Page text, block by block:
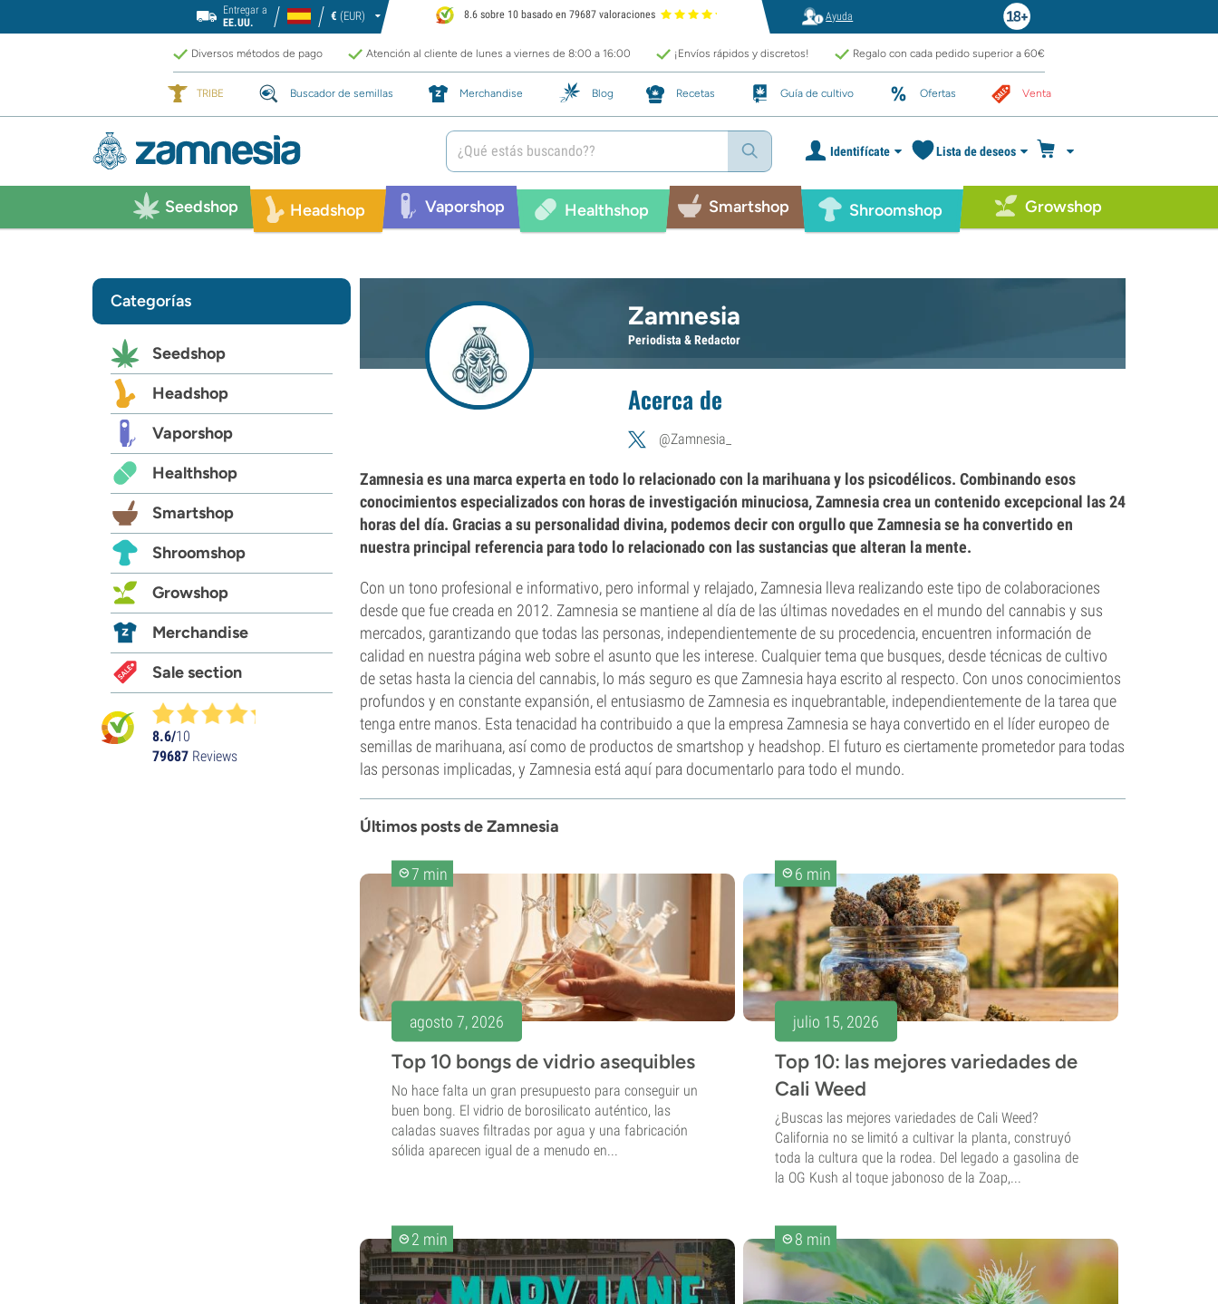
Entregar a
EE.UU.
€ (EUR) 8.6 sobre 10 basado en 79687 valoraciones Ayuda
Diversos métodos de pago Atención al cliente de lunes a viernes de 8:00 a 16:00 ¡Envíos rápidos y discretos! Regalo con cada pedido superior a 60€
TRIBE Buscador de semillas Merchandise Blog Recetas Guía de cultivo Ofertas Venta
Identifícate Lista de deseos
Seedshop Headshop Vaporshop Healthshop Smartshop Shroomshop Growshop
Zamnesia
Periodista & Redactor
Acerca de
@Zamnesia_
Zamnesia es una marca experta en todo lo relacionado con la marihuana y los psicodélicos. Combinando esos
conocimientos especializados con horas de investigación minuciosa, Zamnesia crea un contenido excepcional las 24
horas del día. Gracias a su personalidad divina, podemos decir con orgullo que Zamnesia se ha convertido en
nuestra principal referencia para todo lo relacionado con las sustancias que alteran la mente.
Con un tono profesional e informativo, pero informal y relajado, Zamnesia lleva realizando este tipo de colaboraciones
desde que fue creada en 2012. Zamnesia se mantiene al día de las últimas novedades en el mundo del cannabis y sus
mercados, garantizando que todas las personas, independientemente de su procedencia, encuentren información de
calidad en nuestra página web sobre el asunto que les interese. Cualquier tema que busques, desde técnicas de cultivo
de setas hasta la ciencia del cannabis, lo más seguro es que Zamnesia haya escrito al respecto. Con unos conocimientos
profundos y en constante expansión, el entusiasmo de Zamnesia es inquebrantable, independientemente de la tarea que
tenga entre manos. Esta tenacidad ha contribuido a que la empresa Zamnesia se haya convertido en el líder europeo de
semillas de marihuana, así como de productos de smartshop y headshop. El futuro es ciertamente prometedor para todas
las personas implicadas, y Zamnesia está aquí para documentarlo para todo el mundo.
Últimos posts de Zamnesia
7 min
agosto 7, 2026
Top 10 bongs de vidrio asequibles
No hace falta un gran presupuesto para conseguir un
buen bong. El vidrio de borosilicato auténtico, las
caladas suaves filtradas por agua y una fabricación
sólida aparecen igual de a menudo en...
6 min
julio 15, 2026
Top 10: las mejores variedades de
Cali Weed
¿Buscas las mejores variedades de Cali Weed?
California no se limitó a cultivar la planta, construyó
toda la cultura que la rodea. Del legado a gasolina de
la OG Kush al toque jabonoso de la Zoap,...
2 min 8 min
Categorías
Seedshop
Headshop
Vaporshop
Healthshop
Smartshop
Shroomshop
Growshop
Merchandise
Sale section
8.6/10
79687 Reviews